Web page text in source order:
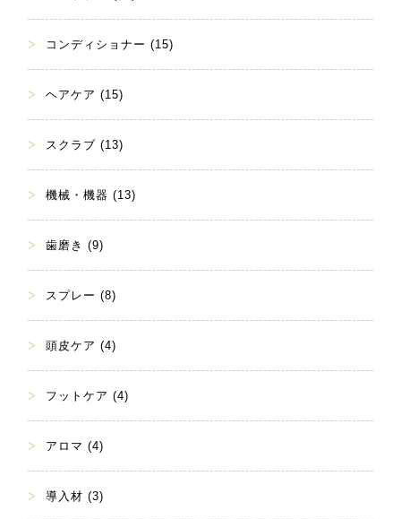
コンディショナー (15)
ヘアケア (15)
スクラブ (13)
機械・機器 (13)
歯磨き (9)
スプレー (8)
頭皮ケア (4)
フットケア (4)
アロマ (4)
導入材 (3)